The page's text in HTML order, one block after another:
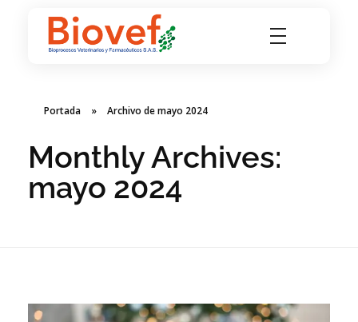
Portada » Archivo de mayo 2024
Monthly Archives:
mayo 2024